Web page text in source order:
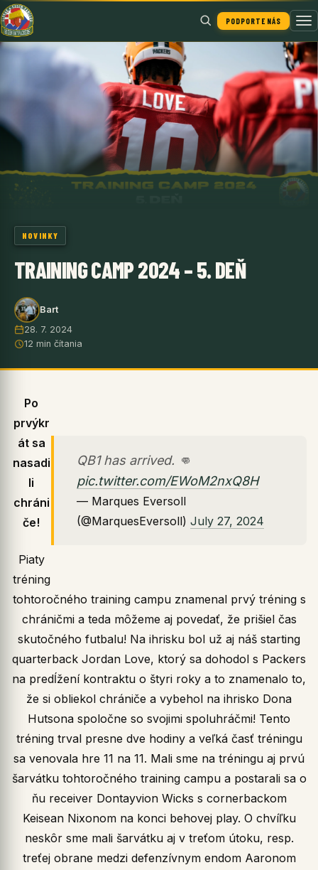
PODPORTE NÁS
NOVINKY
TRAINING CAMP 2024 – 5. DEŇ
Bart
28. 7. 2024
12 min čítania
QB1 has arrived. 👊
pic.twitter.com/EWoM2nxQ8H
— Marques Eversoll
(@MarquesEversoll) July 27, 2024
Po
prvýkr
át sa
nasadi
li
chráni
če!
Piaty
tréning
tohtoročného training campu znamenal prvý tréning s
chráničmi a teda môžeme aj povedať, že prišiel čas
skutočného futbalu! Na ihrisku bol už aj náš starting
quarterback Jordan Love, ktorý sa dohodol s Packers
na predĺžení kontraktu o štyri roky a to znamenalo to,
že si obliekol chrániče a vybehol na ihrisko Dona
Hutsona spoločne so svojimi spoluhráčmi! Tento
tréning trval presne dve hodiny a veľká časť tréningu
sa venovala hre 11 na 11. Mali sme na tréningu aj prvú
šarvátku tohtoročného training campu a postarali sa o
ňu receiver Dontayvion Wicks s cornerbackom
Keisean Nixonom na konci behovej play. O chvíľku
neskôr sme mali šarvátku aj v treťom útoku, resp.
treťej obrane medzi defenzívnym endom Aaronom